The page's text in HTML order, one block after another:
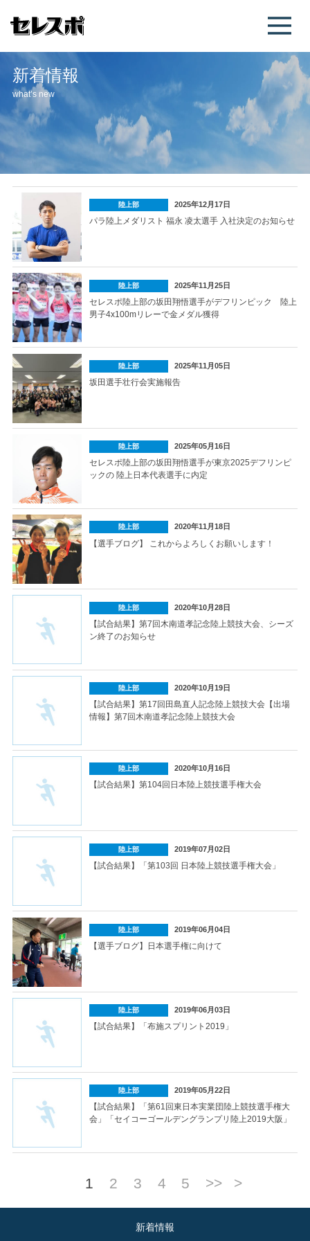
新着情報
what’s new
陸上部 2025年12月17日
パラ陸上メダリスト 福永 凌太選手 入社決定のお知らせ
陸上部 2025年11月25日
セレスポ陸上部の坂田翔悟選手がデフリンピック 陸上
男子4x100mリレーで金メダル獲得
陸上部 2025年11月05日
坂田選手壮行会実施報告
陸上部 2025年05月16日
セレスポ陸上部の坂田翔悟選手が東京2025デフリンピ
ックの 陸上日本代表選手に内定
陸上部 2020年11月18日
【選手ブログ】 これからよろしくお願いします！
陸上部 2020年10月28日
【試合結果】第7回木南道孝記念陸上競技大会、シーズ
ン終了のお知らせ
陸上部 2020年10月19日
【試合結果】第17回田島直人記念陸上競技大会【出場
情報】第7回木南道孝記念陸上競技大会
陸上部 2020年10月16日
【試合結果】第104回日本陸上競技選手権大会
陸上部 2019年07月02日
【試合結果】「第103回 日本陸上競技選手権大会」
陸上部 2019年06月04日
【選手ブログ】日本選手権に向けて
陸上部 2019年06月03日
【試合結果】「布施スプリント2019」
陸上部 2019年05月22日
【試合結果】「第61回東日本実業団陸上競技選手権大
会」「セイコーゴールデングランプリ陸上2019大阪」
1 2 3 4 5 >> >
新着情報